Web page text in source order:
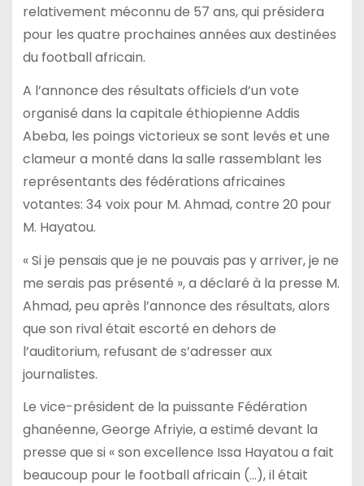
relativement méconnu de 57 ans, qui présidera
pour les quatre prochaines années aux destinées
du football africain.
A l’annonce des résultats officiels d’un vote
organisé dans la capitale éthiopienne Addis
Abeba, les poings victorieux se sont levés et une
clameur a monté dans la salle rassemblant les
représentants des fédérations africaines
votantes: 34 voix pour M. Ahmad, contre 20 pour
M. Hayatou.
« Si je pensais que je ne pouvais pas y arriver, je ne
me serais pas présenté », a déclaré à la presse M.
Ahmad, peu après l’annonce des résultats, alors
que son rival était escorté en dehors de
l’auditorium, refusant de s’adresser aux
journalistes.
Le vice-président de la puissante Fédération
ghanéenne, George Afriyie, a estimé devant la
presse que si « son excellence Issa Hayatou a fait
beaucoup pour le football africain (…), il était